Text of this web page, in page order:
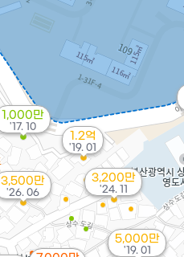
3,500만
'26. 06
3,200만
'24. 11
5,000만
'19. 01
1.2억
'19. 01
1,000만
'17. 10